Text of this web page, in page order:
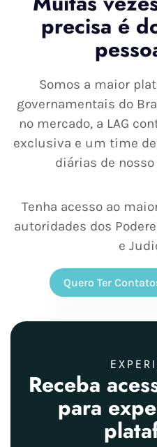
precisa é
Somos a maior
governamentais do
no mercado, a LAG
exclusiva e um time
diárias de
Tenha acesso ao
autoridades dos
e
Quero Ter
Receba
para